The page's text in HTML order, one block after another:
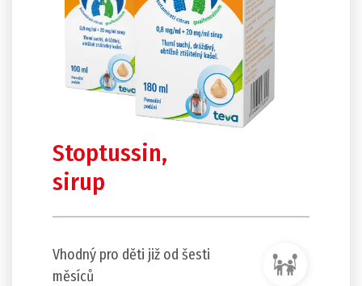
Stoptussin,
sirup
Vhodný pro děti již od šesti
měsíců